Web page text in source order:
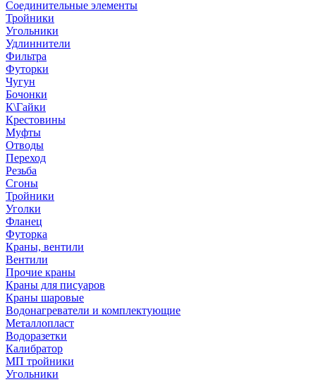
Соединительные элементы
Тройники
Угольники
Удлиннители
Фильтра
Футорки
Чугун
Бочонки
К\Гайки
Крестовины
Муфты
Отводы
Переход
Резьба
Сгоны
Тройники
Уголки
Фланец
Футорка
Краны, вентили
Вентили
Прочие краны
Краны для писуаров
Краны шаровые
Водонагреватели и комплектующие
Металлопласт
Водоразетки
Калибратор
МП тройники
Угольники